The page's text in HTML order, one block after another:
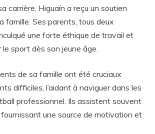
carrière, Higuaín a reçu un soutien
famille. Ses parents, tous deux
une forte éthique de travail et
le sport dès son jeune âge.
de sa famille ont été cruciaux
difficiles, l’aidant à naviguer dans les
professionnel. Ils assistent souvent
une source de motivation et